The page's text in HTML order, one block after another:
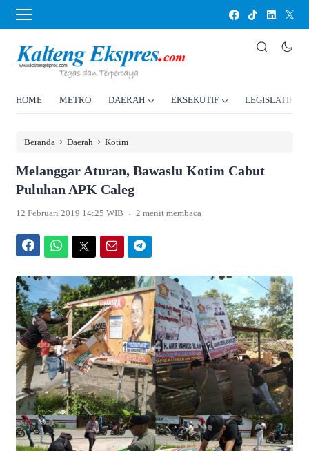
HOME METRO DAERAH EKSEKUTIF LEGISLATIF
Beranda › Daerah › Kotim
Melanggar Aturan, Bawaslu Kotim Cabut
Puluhan APK Caleg
12 Februari 2019 14:25 WIB . 2 menit membaca